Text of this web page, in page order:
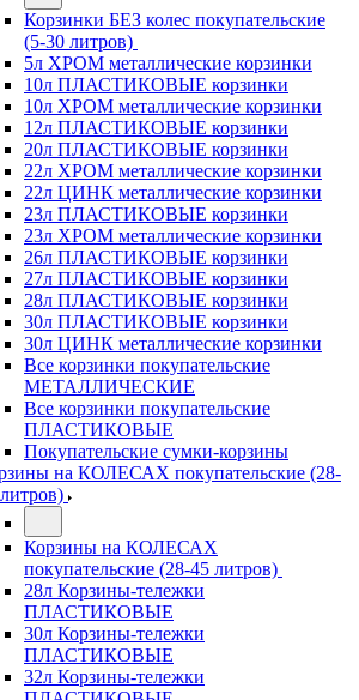
Корзинки БЕЗ колес покупательские
(5-30 литров)
5л ХРОМ металлические корзинки
10л ПЛАСТИКОВЫЕ корзинки
10л ХРОМ металлические корзинки
12л ПЛАСТИКОВЫЕ корзинки
20л ПЛАСТИКОВЫЕ корзинки
22л ХРОМ металлические корзинки
22л ЦИНК металлические корзинки
23л ПЛАСТИКОВЫЕ корзинки
23л ХРОМ металлические корзинки
26л ПЛАСТИКОВЫЕ корзинки
27л ПЛАСТИКОВЫЕ корзинки
28л ПЛАСТИКОВЫЕ корзинки
30л ПЛАСТИКОВЫЕ корзинки
30л ЦИНК металлические корзинки
Все корзинки покупательские
МЕТАЛЛИЧЕСКИЕ
Все корзинки покупательские
ПЛАСТИКОВЫЕ
Покупательские сумки-корзины
на КОЛЕСАХ покупательские (28-
Корзины на КОЛЕСАХ
покупательские (28-45 литров)
28л Корзины-тележки
ПЛАСТИКОВЫЕ
30л Корзины-тележки
ПЛАСТИКОВЫЕ
32л Корзины-тележки